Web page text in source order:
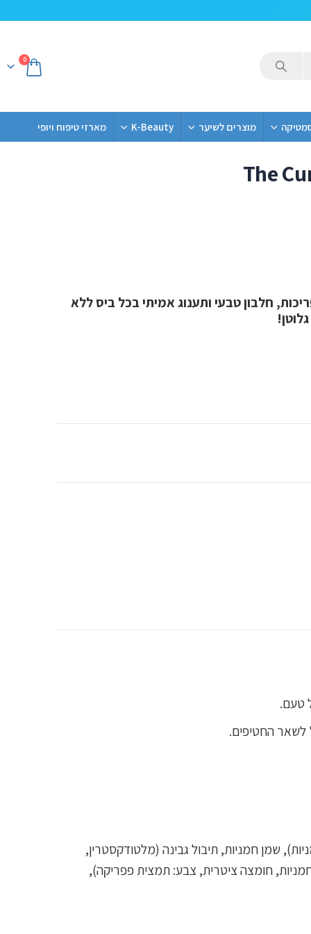
0
מוצרים לשיער K-Beauty מארזי טיפוח ויופי
The
חלבון טבעי ותענוג אמיתי בכל ביס ללא
גלוטן!
טעם.
לשאר החטיפים.
שמן חמניות, תיבול גבינה (מלטודקסטרין,
חומצה ציטרית, צבע: תמצית פפריקה),